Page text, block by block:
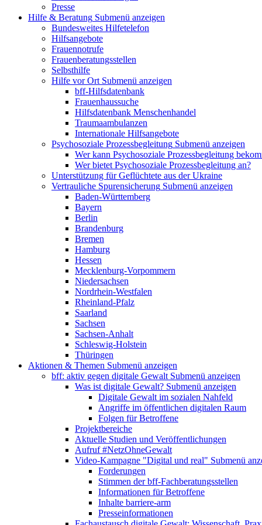
Presse
Hilfe & Beratung Submenü anzeigen
Bundesweites Hilfetelefon
Hilfsangebote
Frauennotrufe
Frauenberatungsstellen
Selbsthilfe
Hilfe vor Ort Submenü anzeigen
bff-Hilfsdatenbank
Frauenhaussuche
Hilfsdatenbank Menschenhandel
Traumaambulanzen
Internationale Hilfsangebote
Psychosoziale Prozessbegleitung Submenü anzeigen
Wer kann Psychosoziale Prozessbegleitung
Wer bietet Psychosoziale Prozessbegleitung an?
Unterstützung für Geflüchtete aus der Ukraine
Vertrauliche Spurensicherung Submenü anzeigen
Baden-Württemberg
Bayern
Berlin
Brandenburg
Bremen
Hamburg
Hessen
Mecklenburg-Vorpommern
Niedersachsen
Nordrhein-Westfalen
Rheinland-Pfalz
Saarland
Sachsen
Sachsen-Anhalt
Schleswig-Holstein
Thüringen
Aktionen & Themen Submenü anzeigen
bff: aktiv gegen digitale Gewalt Submenü anzeigen
Was ist digitale Gewalt? Submenü anzeigen
Digitale Gewalt im sozialen Nahfeld
Angriffe im öffentlichen digitalen Raum
Folgen für Betroffene
Projektbereiche
Aktuelle Studien und Veröffentlichungen
Aufruf #NetzOhneGewalt
Video-Kampagne "Digital und real" Submenü
Forderungen
Stimmen der bff-Fachberatungsstellen
Informationen für Betroffene
Inhalte barriere-arm
Presseinformationen